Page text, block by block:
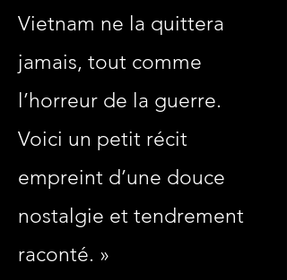
Vietnam ne la quittera
jamais, tout comme
l’horreur de la guerre.
Voici un petit récit
empreint d’une douce
nostalgie et tendrement
raconté. »